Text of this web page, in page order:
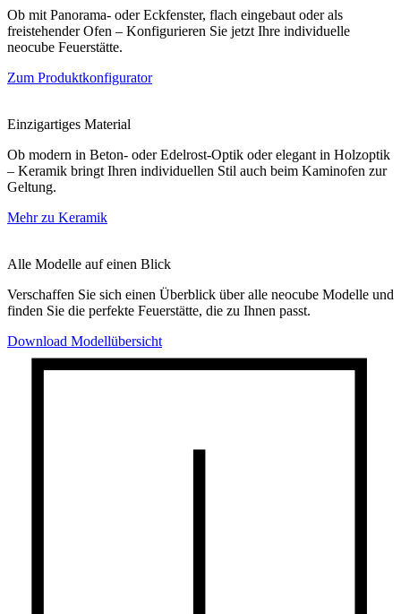
Ob mit Panorama- oder Eckfenster, flach eingebaut oder als
freistehender Ofen – Konfigurieren Sie jetzt Ihre individuelle
neocube Feuerstätte.
Zum Produktkonfigurator
Einzigartiges Material
Ob modern in Beton- oder Edelrost-Optik oder elegant in Holzoptik
– Keramik bringt Ihren individuellen Stil auch beim Kaminofen zur
Geltung.
Mehr zu Keramik
Alle Modelle auf einen Blick
Verschaffen Sie sich einen Überblick über alle neocube Modelle und
finden Sie die perfekte Feuerstätte, die zu Ihnen passt.
Download Modellübersicht